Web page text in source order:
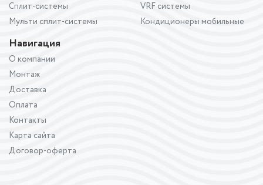
Сплит-системы
Мульти сплит-системы
VRF системы
Кондиционеры мобильные
Навигация
О компании
Монтаж
Доставка
Оплата
Контакты
Карта сайта
Договор-оферта